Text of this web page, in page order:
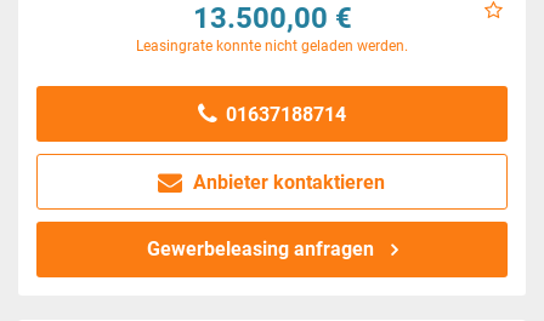
13.500,00 €
Leasingrate konnte nicht geladen werden.
01637188714
Anbieter kontaktieren
Gewerbeleasing anfragen